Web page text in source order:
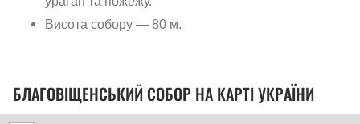
Висота собору — 80 м.
БЛАГОВІЩЕНСЬКИЙ СОБОР НА КАРТІ УКРАЇНИ